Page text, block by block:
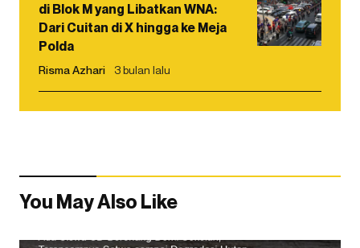
di Blok M yang Libatkan WNA:
Dari Cuitan di X hingga ke Meja
Polda
Risma Azhari 3 bulan lalu
You May Also Like